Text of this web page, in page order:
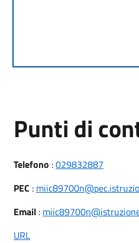
Punti di
Telefono :029832887
PEC :
Email:
URL